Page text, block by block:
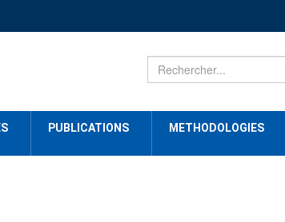
PUBLICATIONS METHODOLOGIES